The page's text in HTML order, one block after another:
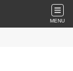
MENU